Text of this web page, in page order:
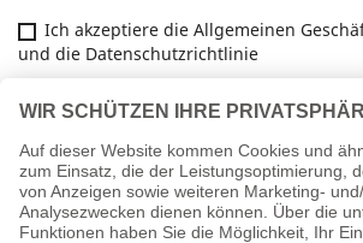
Ich akzeptiere die Allgemeinen
und die Datenschutzrichtlinie
ARTIKEL